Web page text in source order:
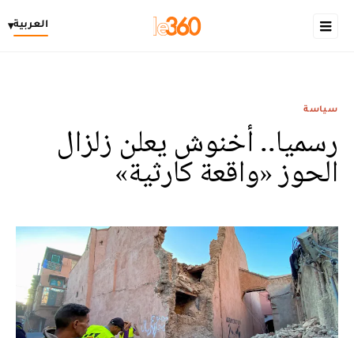
العربية▾
سياسة
رسميا.. أخنوش يعلن زلزال
الحوز «واقعة كارثية»